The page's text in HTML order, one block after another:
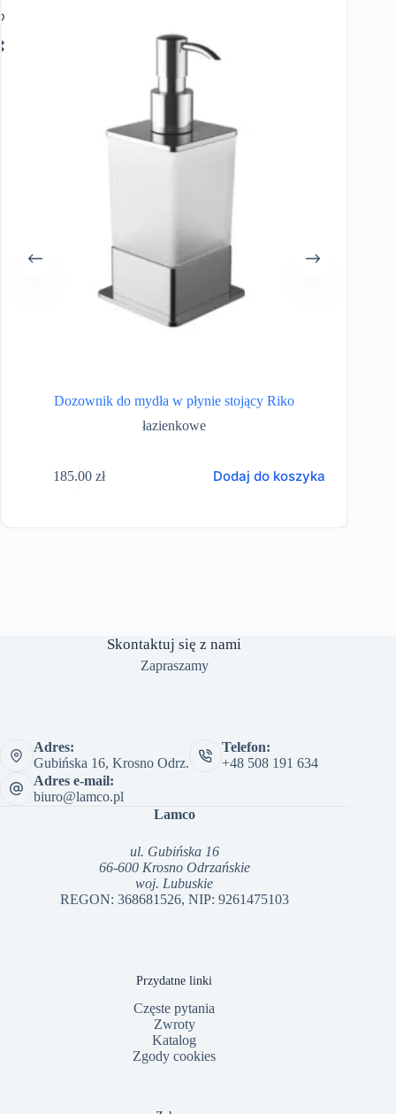
Dozownik do mydła w płynie stojący Riko
łazienkowe
185.00zł Dodaj do koszyka
Skontaktuj się z nami
Zapraszamy
Adres:
Gubińska 16, Krosno Odrz.
Telefon:
+48 508 191 634
Adres e-mail:
biuro@lamco.pl
Lamco
ul. Gubińska 16
66-600 Krosno Odrzańskie
woj. Lubuskie
REGON: 368681526, NIP: 9261475103
Przydatne linki
Częste pytania
Zwroty
Katalog
Zgody cookies